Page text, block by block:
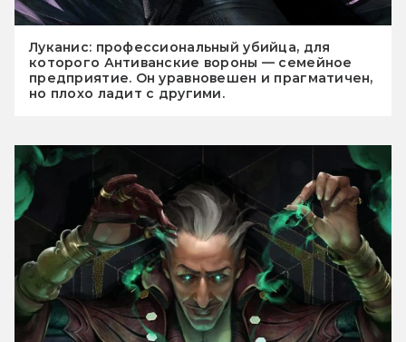
Луканис: профессиональный убийца, для
которого Антиванские вороны — семейное
предприятие. Он уравновешен и прагматичен,
но плохо ладит с другими.